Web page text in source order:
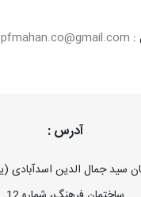
:
pfmahan.co@gmail.com
آدرس :